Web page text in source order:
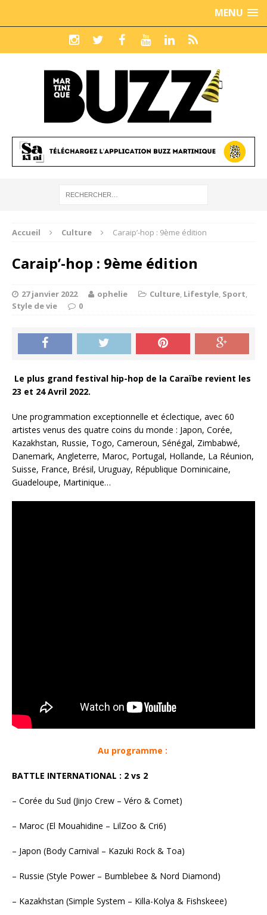
MENU
Accueil Culture Caraip’-hop : 9ème édition
Caraip’-hop : 9ème édition
27 janvier 2022 ophelie Culture, Lifestyle, Sport,
Style de vie
0
Le plus grand festival hip-hop de la Caraïbe revient les
23 et 24 Avril 2022.
Une programmation exceptionnelle et éclectique, avec 60
artistes venus des quatre coins du monde : Japon, Corée,
Kazakhstan, Russie, Togo, Cameroun, Sénégal, Zimbabwé,
Danemark, Angleterre, Maroc, Portugal, Hollande, La Réunion,
Suisse, France, Brésil, Uruguay, République Dominicaine,
Guadeloupe, Martinique…
Au programme :
BATTLE INTERNATIONAL : 2 vs 2
– Corée du Sud (Jinjo Crew – Véro & Comet)
– Maroc (El Mouahidine – LilZoo & Cri6)
– Japon (Body Carnival – Kazuki Rock & Toa)
– Russie (Style Power – Bumblebee & Nord Diamond)
– Kazakhstan (Simple System – Killa-Kolya & Fishskeee)